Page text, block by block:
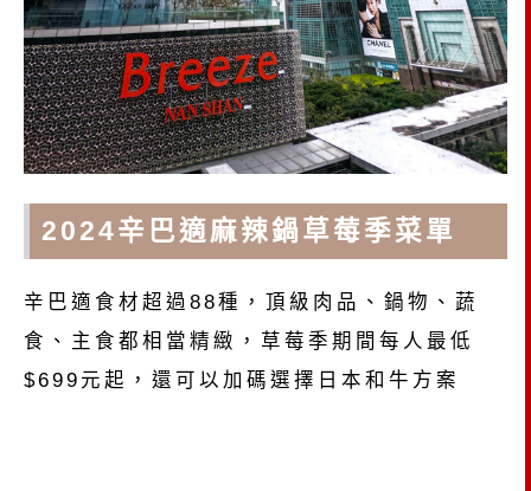
2024辛巴適麻辣鍋草莓季菜單
辛巴適食材超過88種，頂級肉品、鍋物、蔬
食、主食都相當精緻，草莓季期間每人最低
$699元起，還可以加碼選擇日本和牛方案